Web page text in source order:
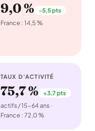
9,0 % -5,5 pts
France : 14,5 %
TAUX D'ACTIVITÉ
75,7 % +3,7 pts
actifs / 15-64 ans ·
France : 72,0 %